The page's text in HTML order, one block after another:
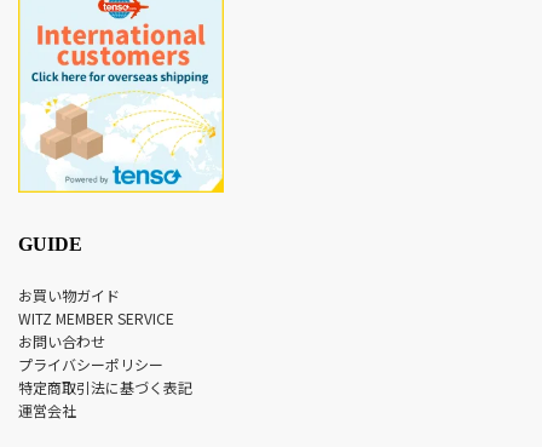
GUIDE
お買い物ガイド
WITZ MEMBER SERVICE
お問い合わせ
プライバシーポリシー
特定商取引法に基づく表記
運営会社